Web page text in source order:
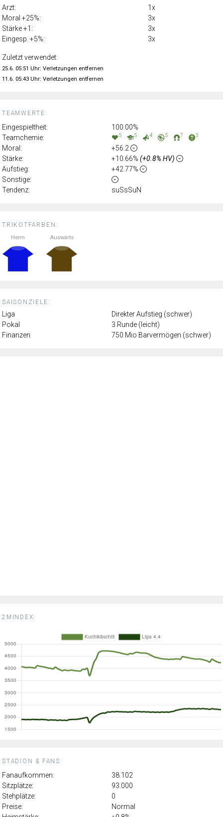
TRIKOTFARBEN:
Heim Auswärts
SAISONZIELE:
Liga
Direkter Aufstieg (schwer)
Pokal
3.Runde (leicht)
Finanzen
750 Mio Barvermögen (schwer)
2MINDEX:
TEAMWERTE:
Eingespieltheit:
100.00%
Teamchemie:
5 5 4 5 7 3
Moral:
+56.2
Stärke:
+10.66% (+0.8% HV)
Aufstieg:
+42.77%
Sonstige:
Tendenz:
suSsSuN
Arzt:
1x
Moral +25%:
3x
Stärke +1:
3x
Eingesp. +5%:
3x
Zuletzt verwendet:
25.6. 05:51 Uhr: Verletzungen entfernen
11.6. 05:43 Uhr: Verletzungen entfernen
STADION & FANS:
Fanaufkommen:
38.102
Sitzplätze:
93.000
Stehplätze:
0
Preise:
Normal